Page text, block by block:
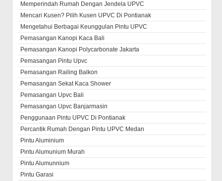
Memperindah Rumah Dengan Jendela UPVC
Mencari Kusen? Pilih Kusen UPVC Di Pontianak
Mengetahui Berbagai Keunggulan Pintu UPVC
Pemasangan Kanopi Kaca Bali
Pemasangan Kanopi Polycarbonate Jakarta
Pemasangan Pintu Upvc
Pemasangan Railing Balkon
Pemasangan Sekat Kaca Shower
Pemasangan Upvc Bali
Pemasangan Upvc Banjarmasin
Penggunaan Pintu UPVC Di Pontianak
Percantik Rumah Dengan Pintu UPVC Medan
Pintu Aluminium
Pintu Alumunium Murah
Pintu Alumunnium
Pintu Garasi